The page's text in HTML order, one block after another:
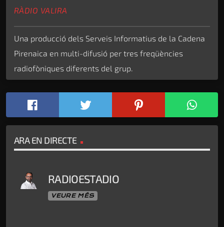
RÀDIO VALIRA
Una producció dels Serveis Informatius de la Cadena
Pirenaica en multi-difusió per tres freqüències
radiofòniques diferents del grup.
ARA EN DIRECTE
RADIOESTADIO
VEURE MÉS